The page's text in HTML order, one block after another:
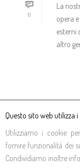
0
La
opera
esterni
altro
Questo sito web utilizza i
Utilizziamo i cookie
fornire funzionalità dei
Condividiamo inoltre